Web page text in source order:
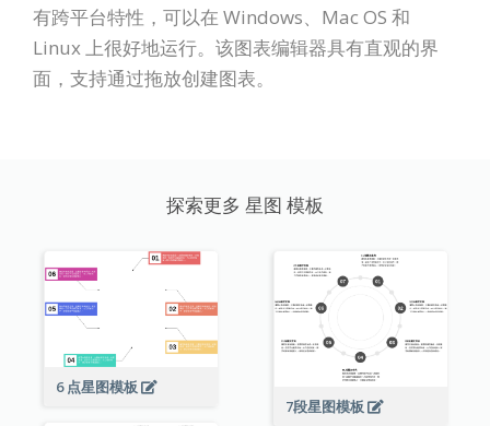
有跨平台特性，可以在 Windows、Mac OS 和
Linux 上很好地运行。该图表编辑器具有直观的界
面，支持通过拖放创建图表。
探索更多 星图 模板
6 点星图模板
7段星图模板